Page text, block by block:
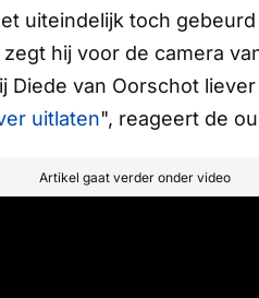
uiteindelijk toch
hij voor de camera
Diede van Oorschot
uitlaten", reageert de
Artikel gaat verder onder video